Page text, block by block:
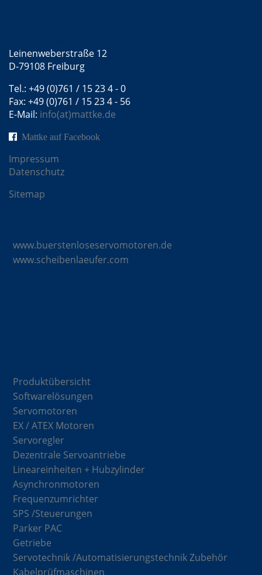
Leinenweberstraße 12
D-79108 Freiburg
Tel.: +49 (0)761 / 15 23 4 - 0
Fax: +49 (0)761 / 15 23 4 - 56
E-Mail: info(at)mattke.de
Mattke auf Facebook
Impressum
Datenschutz
Sitemap
www.buerstenloseservomotoren.de
www.scheibenlaeufer.com
Produktübersicht
Softwarelösungen
Servomotoren
EX / ATEX Motoren
Servoregler
Dezentrale Servoantriebe
Lineareinheiten + Hubzylinder
Asynchronmotoren
Frequenzumrichter
SPS /Steuerungen
Parker PAC
Getriebe
Servotechnik /Automatisierungstechnik Zubehör
Kabelprüfmaschinen